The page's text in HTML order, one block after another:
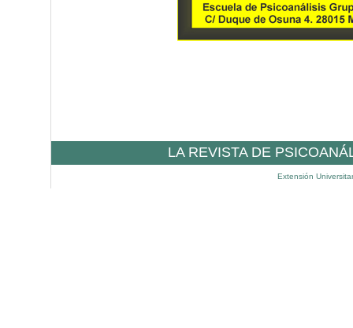
LA REVISTA DE
Extensión